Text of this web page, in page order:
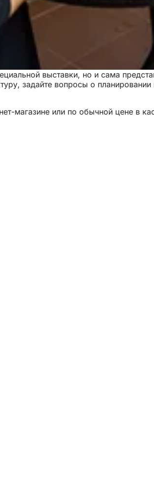
выставки, но и сама
задайте вопросы о
магазине или по обычной цене в